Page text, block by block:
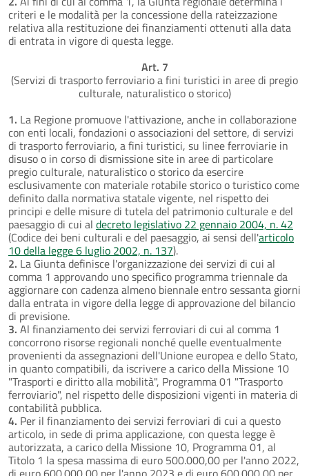
criteri e le modalità per la concessione della rateizzazione
relativa alla restituzione dei finanziamenti ottenuti alla data
di entrata in vigore di questa legge.
Art. 7
(Servizi di trasporto ferroviario a fini turistici in aree di pregio
culturale, naturalistico o storico)
1. La Regione promuove l'attivazione, anche in collaborazione
con enti locali, fondazioni o associazioni del settore, di servizi
di trasporto ferroviario, a fini turistici, su linee ferroviarie in
disuso o in corso di dismissione site in aree di particolare
pregio culturale, naturalistico o storico da esercire
esclusivamente con materiale rotabile storico o turistico come
definito dalla normativa statale vigente, nel rispetto dei
principi e delle misure di tutela del patrimonio culturale e del
paesaggio di cui al decreto legislativo 22 gennaio 2004, n. 42
(Codice dei beni culturali e del paesaggio, ai sensi dell'articolo
10 della legge 6 luglio 2002, n. 137).
2. La Giunta definisce l'organizzazione dei servizi di cui al
comma 1 approvando uno specifico programma triennale da
aggiornare con cadenza almeno biennale entro sessanta giorni
dalla entrata in vigore della legge di approvazione del bilancio
di previsione.
3. Al finanziamento dei servizi ferroviari di cui al comma 1
concorrono risorse regionali nonché quelle eventualmente
provenienti da assegnazioni dell'Unione europea e dello Stato,
in quanto compatibili, da iscrivere a carico della Missione 10
"Trasporti e diritto alla mobilità", Programma 01 "Trasporto
ferroviario", nel rispetto delle disposizioni vigenti in materia di
contabilità pubblica.
4. Per il finanziamento dei servizi ferroviari di cui a questo
articolo, in sede di prima applicazione, con questa legge è
autorizzata, a carico della Missione 10, Programma 01, al
Titolo 1 la spesa massima di euro 500.000,00 per l'anno 2022,